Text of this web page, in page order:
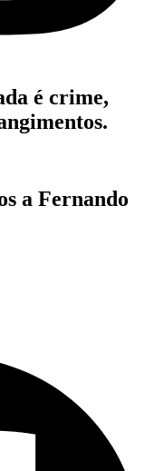
é crime,
a Fernando